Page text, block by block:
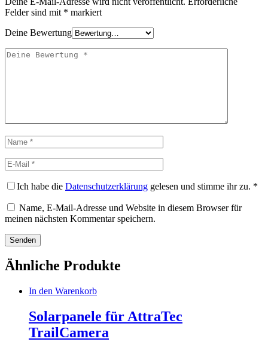
Felder sind mit * markiert
Deine Bewertung
Ich habe die Datenschutzerklärung gelesen und stimme ihr zu. *
Name, E-Mail-Adresse und Website in diesem Browser für
meinen nächsten Kommentar speichern.
Ähnliche Produkte
In den Warenkorb
Solarpanele für AttraTec
TrailCamera